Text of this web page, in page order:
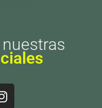
I
n